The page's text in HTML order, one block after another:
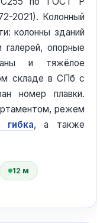
2021). Колонный
колонны зданий
опорные
и тяжёлое
складе в СПб с
номер плавки.
режем
гибка, а также
12 м